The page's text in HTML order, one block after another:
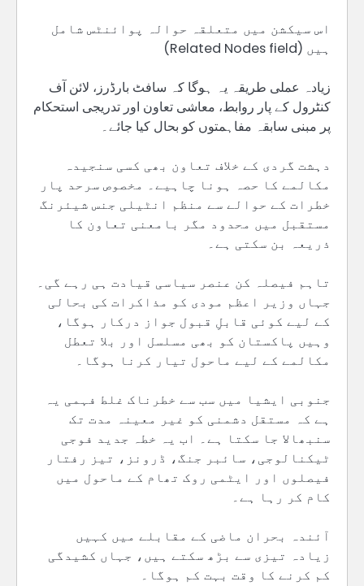
اس سیکشن میں متعلقہ حوالہ پوائنٹس شامل
ہیں (Related Nodes field)
زیادہ عملی طریقہ یہ ہوگا کہ سافٹ بارڈرز، لائن آف
کنٹرول کے پار روابط، معاشی تعاون اور تدریجی استحکام
پر مبنی سابقہ مفاہمتوں کو بحال کیا جائے۔
دہشت گردی کے خلاف تعاون بھی کسی سنجیدہ
مکالمے کا حصہ ہونا چاہیے۔ مخصوص سرحد پار
خطرات کے حوالے سے منظم انٹیلی جنس شیئرنگ
مستقبل میں محدود مگر بامعنی تعاون کا
ذریعہ بن سکتی ہے۔
تاہم فیصلہ کن عنصر سیاسی قیادت ہی رہے گی۔
جہاں وزیر اعظم مودی کو مذاکرات کی بحالی
کے لیے کوئی قابلِ قبول جواز درکار ہوگا،
وہیں پاکستان کو بھی مسلسل اور بلا تعطل
مکالمے کے لیے ماحول تیار کرنا ہوگا۔
جنوبی ایشیا میں سب سے خطرناک غلط فہمی یہ
ہے کہ مستقل دشمنی کو غیر معینہ مدت تک
سنبھالا جا سکتا ہے۔ اب یہ خطہ جدید فوجی
ٹیکنالوجی، سائبر جنگ، ڈرونز، تیز رفتار
فیصلوں اور ایٹمی روک تھام کے ماحول میں
کام کر رہا ہے۔
آئندہ بحران ماضی کے مقابلے میں کہیں
زیادہ تیزی سے بڑھ سکتے ہیں، جہاں کشیدگی
کم کرنے کا وقت بہت کم ہوگا۔